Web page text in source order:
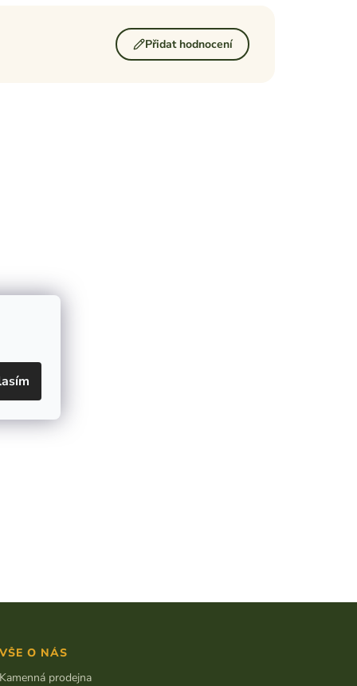
Přidat hodnocení
VŠE O NÁS
Kamenná prodejna